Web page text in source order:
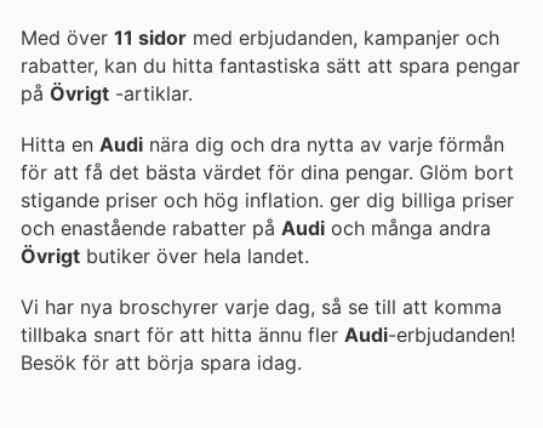
Med över 11 sidor med erbjudanden, kampanjer och
rabatter, kan du hitta fantastiska sätt att spara pengar
på Övrigt -artiklar.
Hitta en Audi nära dig och dra nytta av varje förmån
för att få det bästa värdet för dina pengar. Glöm bort
stigande priser och hög inflation. ger dig billiga priser
och enastående rabatter på Audi och många andra
Övrigt butiker över hela landet.
Vi har nya broschyrer varje dag, så se till att komma
tillbaka snart för att hitta ännu fler Audi-erbjudanden!
Besök för att börja spara idag.